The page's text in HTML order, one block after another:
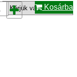
Kosárba